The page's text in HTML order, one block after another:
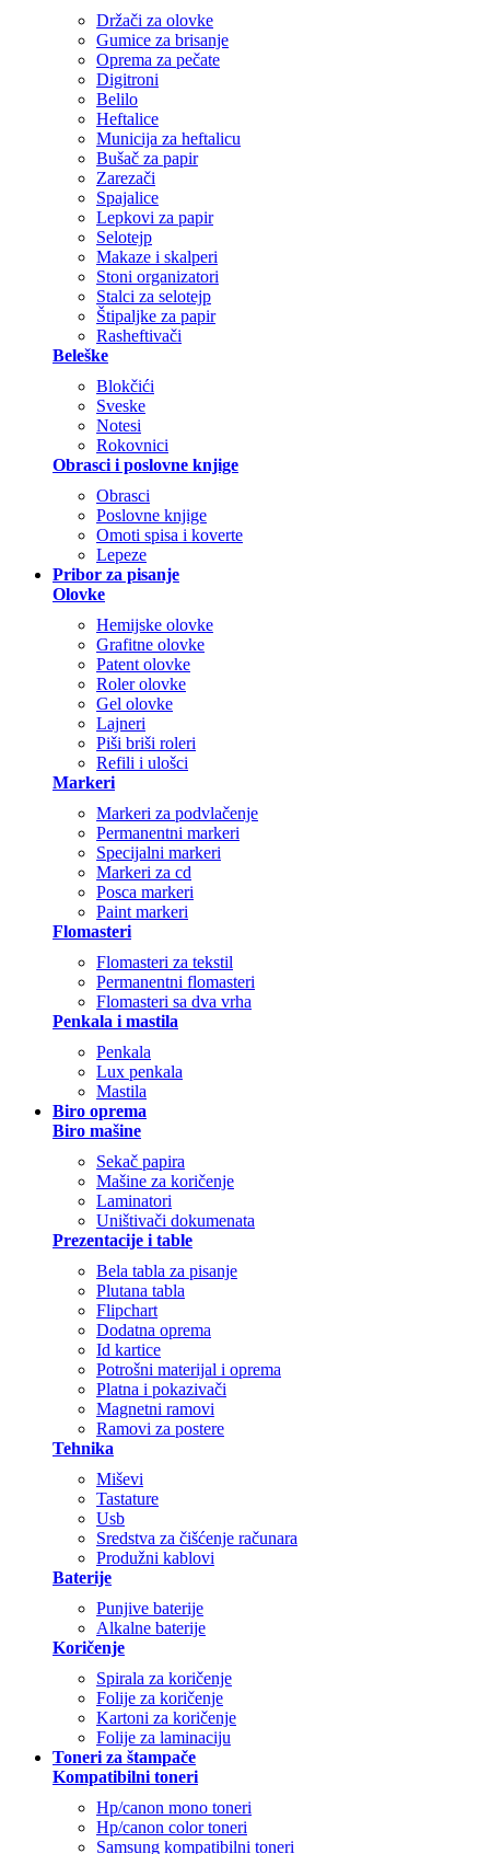
Držači za olovke
Gumice za brisanje
Oprema za pečate
Digitroni
Belilo
Heftalice
Municija za heftalicu
Bušač za papir
Zarezači
Spajalice
Lepkovi za papir
Selotejp
Makaze i skalperi
Stoni organizatori
Stalci za selotejp
Štipaljke za papir
Rasheftivači
Beleške
Blokčići
Sveske
Notesi
Rokovnici
Obrasci i poslovne knjige
Obrasci
Poslovne knjige
Omoti spisa i koverte
Lepeze
Pribor za pisanje
Olovke
Hemijske olovke
Grafitne olovke
Patent olovke
Roler olovke
Gel olovke
Lajneri
Piši briši roleri
Refili i ulošci
Markeri
Markeri za podvlačenje
Permanentni markeri
Specijalni markeri
Markeri za cd
Posca markeri
Paint markeri
Flomasteri
Flomasteri za tekstil
Permanentni flomasteri
Flomasteri sa dva vrha
Penkala i mastila
Penkala
Lux penkala
Mastila
Biro oprema
Biro mašine
Sekač papira
Mašine za koričenje
Laminatori
Uništivači dokumenata
Prezentacije i table
Bela tabla za pisanje
Plutana tabla
Flipchart
Dodatna oprema
Id kartice
Potrošni materijal i oprema
Platna i pokazivači
Magnetni ramovi
Ramovi za postere
Tehnika
Miševi
Tastature
Usb
Sredstva za čišćenje računara
Produžni kablovi
Baterije
Punjive baterije
Alkalne baterije
Koričenje
Spirala za koričenje
Folije za koričenje
Kartoni za koričenje
Folije za laminaciju
Toneri za štampače
Kompatibilni toneri
Hp/canon mono toneri
Hp/canon color toneri
Samsung kompatibilni toneri